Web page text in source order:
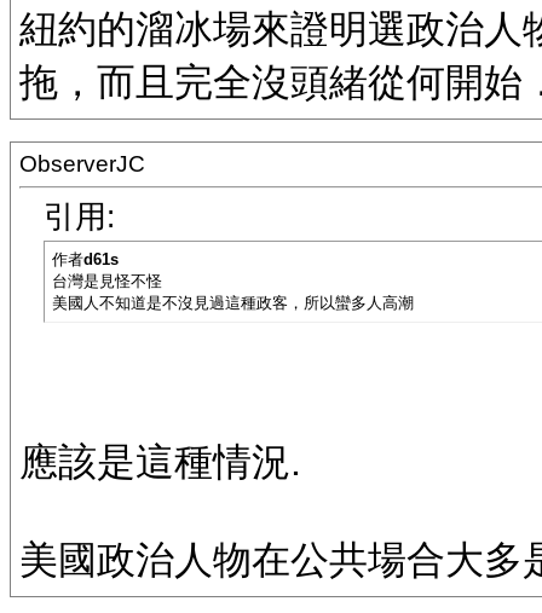
紐約的溜冰場來證明選政治
拖，而且完全沒頭緒從何開始
ObserverJC
引用:
作者d61s
台灣是見怪不怪
美國人不知道是不沒見過這種政客，所以蠻多人高潮
應該是這種情況.
美國政治人物在公共場合大多